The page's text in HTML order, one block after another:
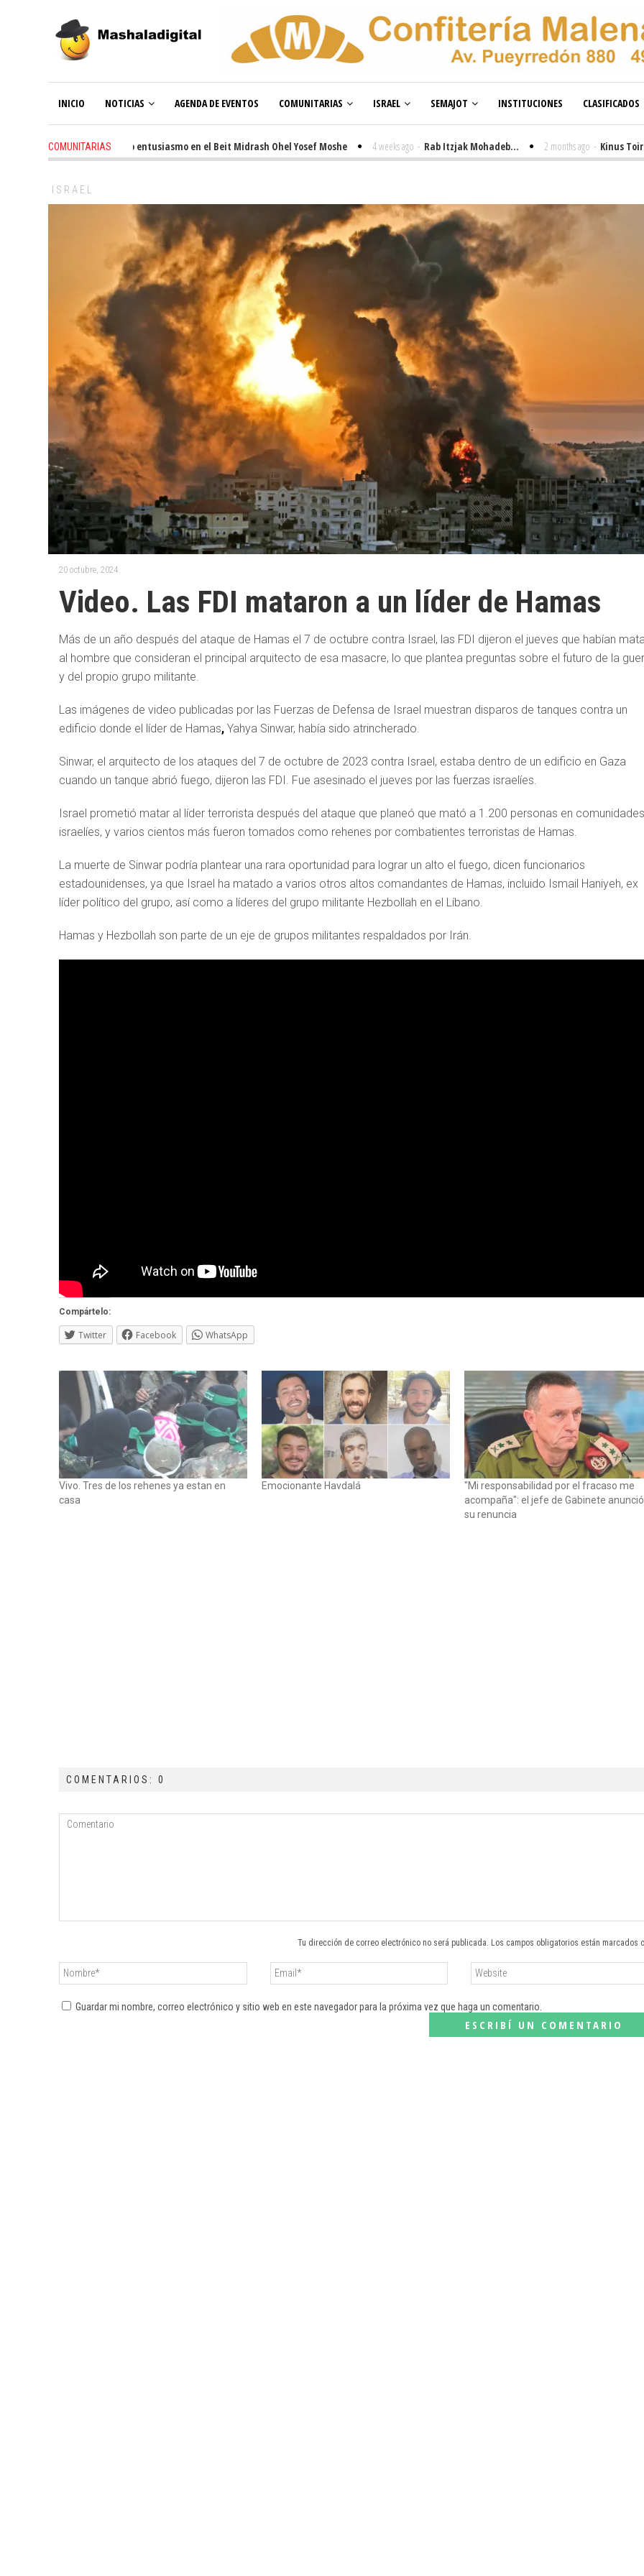
INICIO NOTICIAS AGENDA DE EVENTOS COMUNITARIAS ISRAEL SEMAJOT INSTITUCIONES CLASIFICADOS
COMUNITARIAS
3 weeks ago - Renovado entusiasmo en el Beit Midrash Ohel Yosef Moshe 4 weeks ago - Rab Itzjak Mohadeb... 2 months ago - Kinus Toire en
ISRAEL
20 octubre, 2024
Video. Las FDI mataron a un líder de Hamas
Más de un año después del ataque de Hamas el 7 de octubre contra Israel, las FDI dijeron el jueves que habían
al hombre que consideran el principal arquitecto de esa masacre, lo que plantea preguntas sobre el futuro de la
y del propio grupo militante.
Las imágenes de video publicadas por las Fuerzas de Defensa de Israel muestran disparos de tanques contra un
edificio donde el líder de Hamas, Yahya Sinwar, había sido atrincherado.
Sinwar, el arquitecto de los ataques del 7 de octubre de 2023 contra Israel, estaba dentro de un edificio en Gaza
cuando un tanque abrió fuego, dijeron las FDI. Fue asesinado el jueves por las fuerzas israelíes.
Israel prometió matar al líder terrorista después del ataque que planeó que mató a 1.200 personas en comunidades
israelíes, y varios cientos más fueron tomados como rehenes por combatientes terroristas de Hamas.
La muerte de Sinwar podría plantear una rara oportunidad para lograr un alto el fuego, dicen funcionarios
estadounidenses, ya que Israel ha matado a varios otros altos comandantes de Hamas, incluido Ismail Haniyeh, ex
líder político del grupo, así como a líderes del grupo militante Hezbollah en el Líbano.
Hamas y Hezbollah son parte de un eje de grupos militantes respaldados por Irán.
Compártelo:
Twitter Facebook WhatsApp
Vivo. Tres de los rehenes ya estan en
casa
Emocionante Havdalá
"Mi responsabilidad por el fracaso me
acompaña": el jefe de Gabinete anunció
su renuncia
COMENTARIOS: 0
Tu dirección de correo electrónico no será publicada. Los campos obligatorios están marcados
Guardar mi nombre, correo electrónico y sitio web en este navegador para la próxima vez que haga un comentario.